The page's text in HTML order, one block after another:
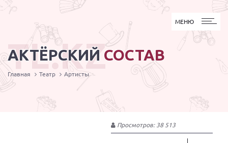
МЕНЮ
МЕНЮ
АКТЁРСКИЙ СОСТАВ
TL.KZ
Главная Театр Артисты
Просмотров: 38 513